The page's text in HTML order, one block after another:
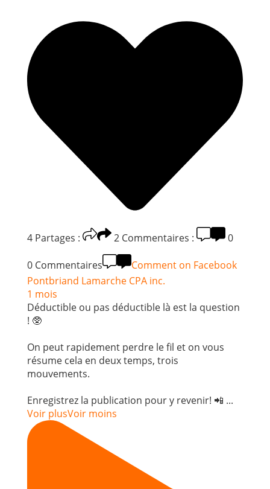
4 Partages : 2 Commentaires : 0
0 Commentaires
Comment on Facebook
Pontbriand Lamarche CPA inc.
1 mois
Déductible ou pas déductible là est la question
! 🥸
On peut rapidement perdre le fil et on vous
résume cela en deux temps, trois
mouvements.
Enregistrez la publication pour y revenir! 📲 ...
Voir plusVoir moins